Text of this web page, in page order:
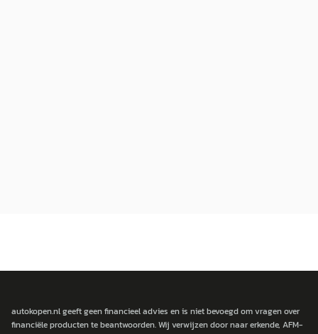
autokopen.nl geeft geen financieel advies en is niet bevoegd om vragen over
financiële producten te beantwoorden. Wij verwijzen door naar erkende, AFM-